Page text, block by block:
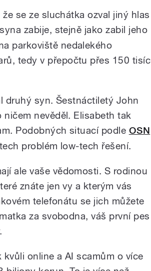
se ze sluchátka ozval jiný hlas
zabije, stejně jako zabil jeho
parkoviště nedalekého
tedy v přepočtu přes 150 tisíc
druhý syn. Šestnáctiletý John
nevěděl. Elisabeth tak
Podobných situací podle OSN
problém low-tech řešení.
ale vaše vědomosti. S rodinou
znáte jen vy a kterým vás
telefonátu se jich můžete
za svobodna, váš první pes
online a AI scamům o více